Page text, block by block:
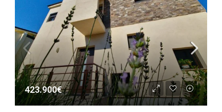
423.900€